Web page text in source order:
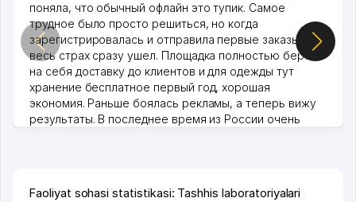
поняла, что обычный офлайн это тупик. Самое
трудное было просто решиться, но когда
зарегистрировалась и отправила первые заказы,
весь страх сразу ушел. Площадка полностью берет
на себя доставку до клиентов и для одежды тут
хранение бесплатное первый год, хорошая
экономия. Раньше боялась рекламы, а теперь вижу
результаты. В последнее время из России очень
Faoliyat sohasi statistikasi: Tashhis laboratoriyalari